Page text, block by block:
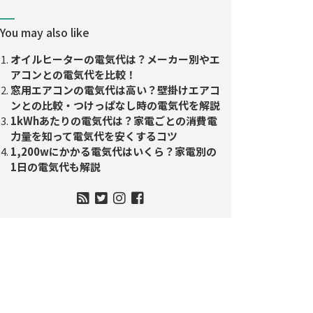
You may also like
オイルヒーターの電気代は？メーカー別やエ
アコンとの電気代を比較！
窓用エアコンの電気代は高い？壁掛けエアコ
ンとの比較・つけっぱなし時の電気代を解説
1kWhあたりの電気代は？家電ごとの消費電
力量を知って電気代を安くするコツ
1,200wにかかる電気代はいくら？家電別の
1日の電気代も解説